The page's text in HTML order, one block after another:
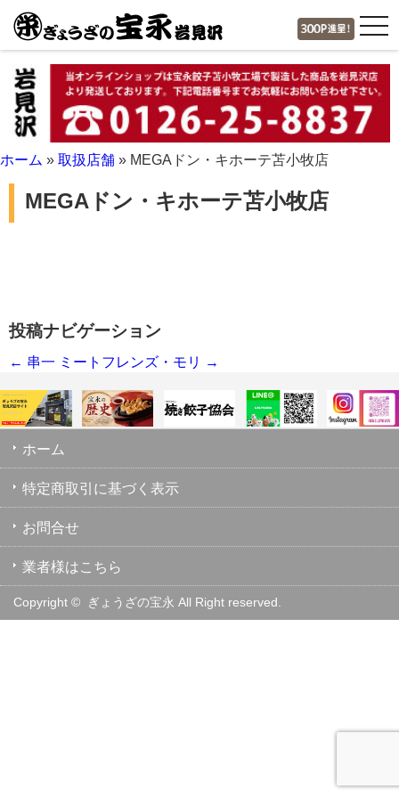
ホーム » 取扱店舗 » MEGAドン・キホーテ苫小牧店
MEGAドン・キホーテ苫小牧店
投稿ナビゲーション
← 串一 ミートフレンズ・モリ →
ホーム
特定商取引に基づく表示
お問合せ
業者様はこちら
Copyright © ぎょうざの宝永 All Right reserved.